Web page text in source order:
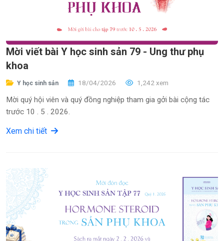
Mời viết bài Y học sinh sản 79 - Ung thư phụ
khoa
Y học sinh sản 18/04/2026 1,242 xem
Mời quý hội viên và quý đồng nghiệp tham gia gởi bài cộng tác
trước 10 . 5 . 2026.
Xem chi tiết